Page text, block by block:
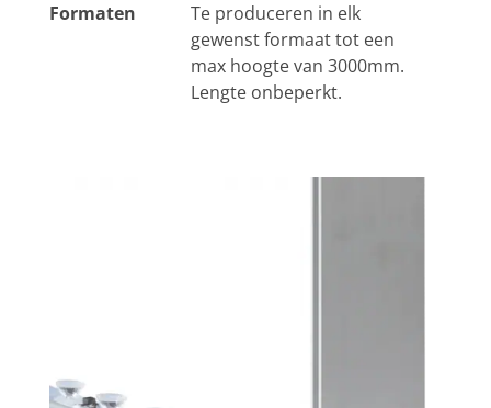
Formaten
Te produceren in elk
gewenst formaat tot een
max hoogte van 3000mm.
Lengte onbeperkt.